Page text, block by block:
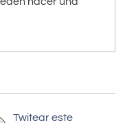
Twitear este